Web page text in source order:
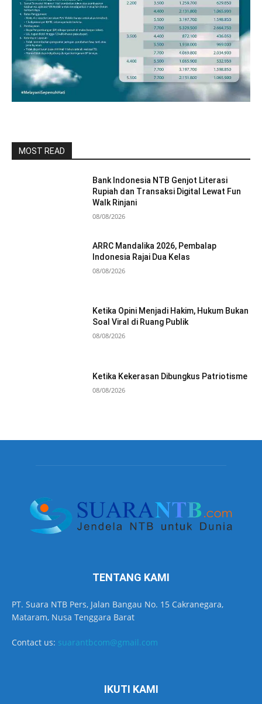
MOST READ
Bank Indonesia NTB Genjot Literasi
Rupiah dan Transaksi Digital Lewat Fun
Walk Rinjani
08/08/2026
ARRC Mandalika 2026, Pembalap
Indonesia Rajai Dua Kelas
08/08/2026
Ketika Opini Menjadi Hakim, Hukum Bukan
Soal Viral di Ruang Publik
08/08/2026
Ketika Kekerasan Dibungkus Patriotisme
08/08/2026
TENTANG KAMI
PT. Suara NTB Pers, Jalan Bangau No. 15 Cakranegara,
Mataram, Nusa Tenggara Barat
Contact us: suarantbcom@gmail.com
IKUTI KAMI